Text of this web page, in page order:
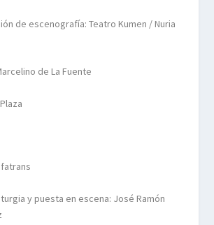
de escenografía: Teatro Kumen / Nuria
de La Fuente
y puesta en escena: José Ramón